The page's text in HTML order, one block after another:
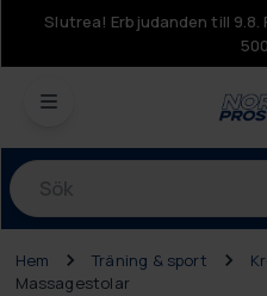
Slutrea! Erbjudanden till
Produkter
Hem Träning & sport
Massagestolar